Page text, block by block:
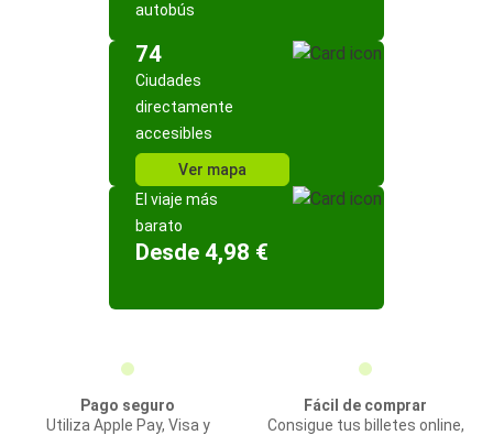
autobús
74
Ciudades
directamente
accesibles
Ver mapa
El viaje más
barato
Desde 4,98 €
Pago seguro
Utiliza Apple Pay, Visa y
Fácil de comprar
Consigue tus billetes online,